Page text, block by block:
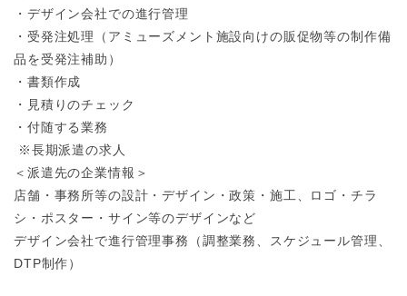
・デザイン会社での進行管理
・受発注処理（アミューズメント施設向けの販促物等の制作備
品を受発注補助）
・書類作成
・見積りのチェック
・付随する業務
※長期派遣の求人
＜派遣先の企業情報＞
店舗・事務所等の設計・デザイン・政策・施工、ロゴ・チラ
シ・ポスター・サイン等のデザインなど
デザイン会社で進行管理事務（調整業務、スケジュール管理、
DTP制作）